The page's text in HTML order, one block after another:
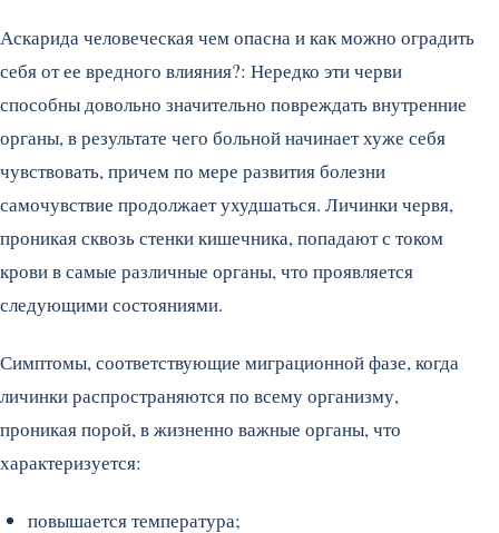
Аскарида человеческая чем опасна и как можно оградить
себя от ее вредного влияния?: Нередко эти черви
способны довольно значительно повреждать внутренние
органы, в результате чего больной начинает хуже себя
чувствовать, причем по мере развития болезни
самочувствие продолжает ухудшаться. Личинки червя,
проникая сквозь стенки кишечника, попадают с током
крови в самые различные органы, что проявляется
следующими состояниями.
Симптомы, соответствующие миграционной фазе, когда
личинки распространяются по всему организму,
проникая порой, в жизненно важные органы, что
характеризуется:
повышается температура;